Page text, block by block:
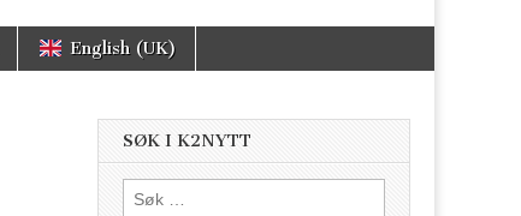
English (UK)
SØK I K2NYTT
Søk